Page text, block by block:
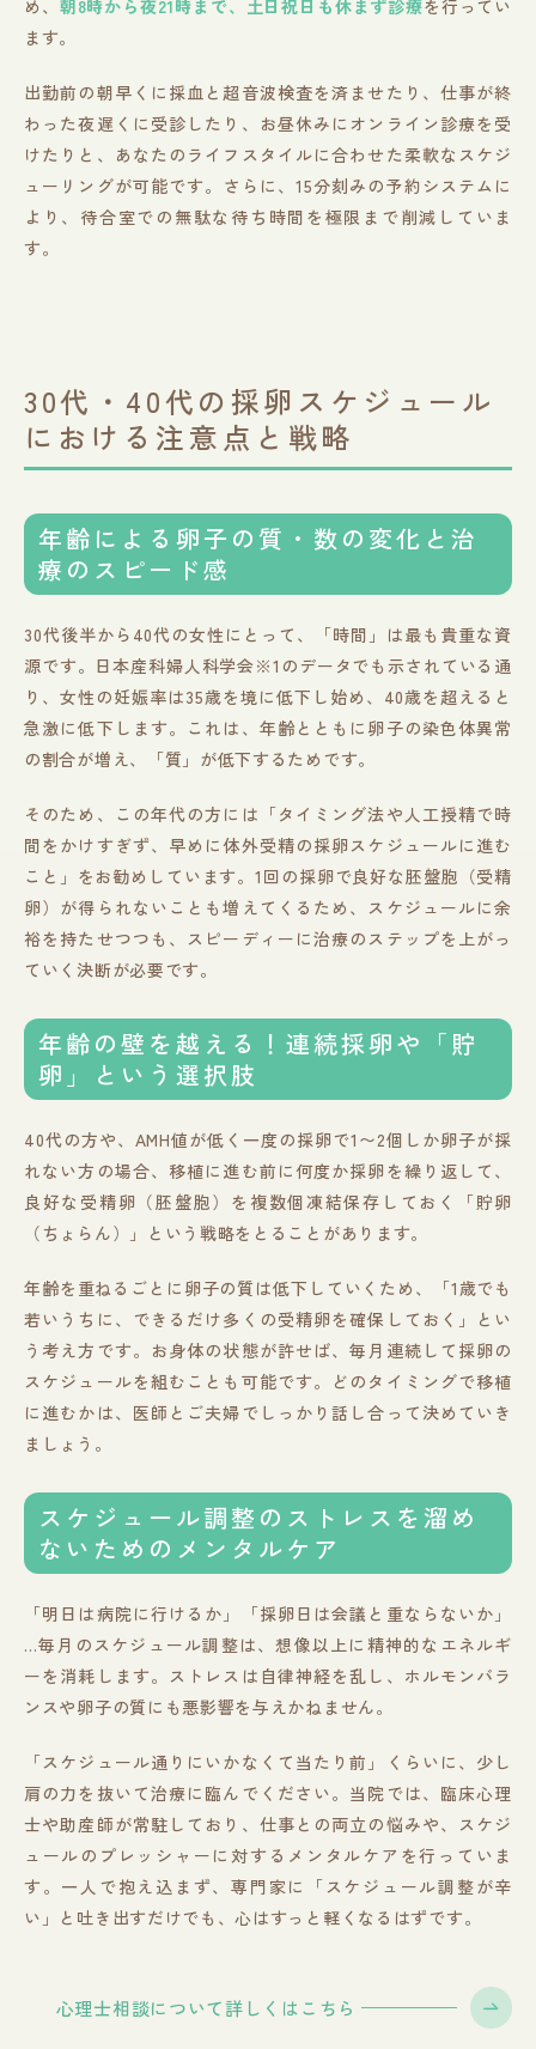
め、 朝8時から夜21時まで、土日祝日も休まず診療を行ってい
ます。
出勤前の朝早くに採血と超音波検査を済ませたり、仕事が終
わった夜遅くに受診したり、お昼休みにオンライン診療を受
けたりと、あなたのライフスタイルに合わせた柔軟なスケジ
ューリングが可能です。さらに、15分刻みの予約システムに
より、待合室での無駄な待ち時間を極限まで削減していま
す。
30代・40代の採卵スケジュール
における注意点と戦略
年齢による卵子の質・数の変化と治
療のスピード感
30代後半から40代の女性にとって、「時間」は最も貴重な資
源です。日本産科婦人科学会※1のデータでも示されている通
り、女性の妊娠率は35歳を境に低下し始め、40歳を超えると
急激に低下します。これは、年齢とともに卵子の染色体異常
の割合が増え、「質」が低下するためです。
そのため、この年代の方には「タイミング法や人工授精で時
間をかけすぎず、早めに体外受精の採卵スケジュールに進む
こと」をお勧めしています。1回の採卵で良好な胚盤胞（受精
卵）が得られないことも増えてくるため、スケジュールに余
裕を持たせつつも、スピーディーに治療のステップを上がっ
ていく決断が必要です。
年齢の壁を越える！連続採卵や「貯
卵」という選択肢
40代の方や、AMH値が低く一度の採卵で1〜2個しか卵子が採
れない方の場合、移植に進む前に何度か採卵を繰り返して、
良好な受精卵（胚盤胞）を複数個凍結保存しておく「貯卵
（ちょらん）」という戦略をとることがあります。
年齢を重ねるごとに卵子の質は低下していくため、「1歳でも
若いうちに、できるだけ多くの受精卵を確保しておく」とい
う考え方です。お身体の状態が許せば、毎月連続して採卵の
スケジュールを組むことも可能です。どのタイミングで移植
に進むかは、医師とご夫婦でしっかり話し合って決めていき
ましょう。
スケジュール調整のストレスを溜め
ないためのメンタルケア
「明日は病院に行けるか」「採卵日は会議と重ならないか」
…毎月のスケジュール調整は、想像以上に精神的なエネルギ
ーを消耗します。ストレスは自律神経を乱し、ホルモンバラ
ンスや卵子の質にも悪影響を与えかねません。
「スケジュール通りにいかなくて当たり前」くらいに、少し
肩の力を抜いて治療に臨んでください。当院では、臨床心理
士や助産師が常駐しており、仕事との両立の悩みや、スケジ
ュールのプレッシャーに対するメンタルケアを行っていま
す。一人で抱え込まず、専門家に「スケジュール調整が辛
い」と吐き出すだけでも、心はすっと軽くなるはずです。
心理士相談について詳しくはこちら